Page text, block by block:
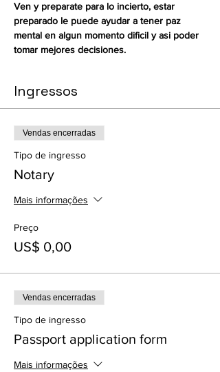
Ven y preparate para lo incierto, estar
preparado le puede ayudar a tener paz
mental en algun momento dificil y asi poder
tomar mejores decisiones.
Ingressos
Vendas encerradas
Tipo de ingresso
Notary
Mais informações
Preço
US$ 0,00
Vendas encerradas
Tipo de ingresso
Passport application form
Mais informações